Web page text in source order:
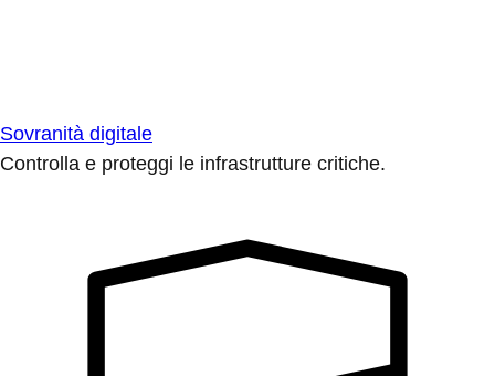
Sovranità digitale
Controlla e proteggi le infrastrutture critiche.